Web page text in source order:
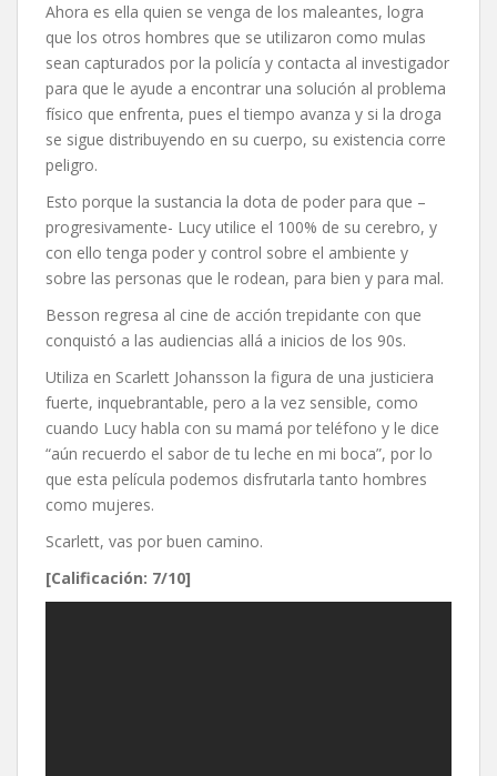
Ahora es ella quien se venga de los maleantes, logra
que los otros hombres que se utilizaron como mulas
sean capturados por la policía y contacta al investigador
para que le ayude a encontrar una solución al problema
físico que enfrenta, pues el tiempo avanza y si la droga
se sigue distribuyendo en su cuerpo, su existencia corre
peligro.
Esto porque la sustancia la dota de poder para que –
progresivamente- Lucy utilice el 100% de su cerebro, y
con ello tenga poder y control sobre el ambiente y
sobre las personas que le rodean, para bien y para mal.
Besson regresa al cine de acción trepidante con que
conquistó a las audiencias allá a inicios de los 90s.
Utiliza en Scarlett Johansson la figura de una justiciera
fuerte, inquebrantable, pero a la vez sensible, como
cuando Lucy habla con su mamá por teléfono y le dice
“aún recuerdo el sabor de tu leche en mi boca”, por lo
que esta película podemos disfrutarla tanto hombres
como mujeres.
Scarlett, vas por buen camino.
[Calificación: 7/10]